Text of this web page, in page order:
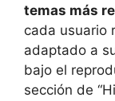
temas más
cada usuario
adaptado a
bajo el
sección de